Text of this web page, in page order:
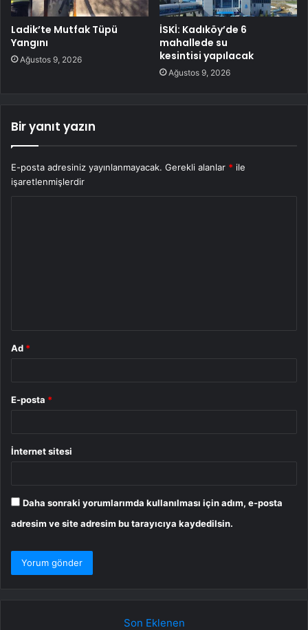
Ladik’te Mutfak Tüpü
Yangını
Ağustos 9, 2026
İSKİ: Kadıköy’de 6
mahallede su
kesintisi yapılacak
Ağustos 9, 2026
Bir yanıt yazın
E-posta adresiniz yayınlanmayacak. Gerekli alanlar * ile
işaretlenmişlerdir
Ad *
E-posta *
İnternet sitesi
Daha sonraki yorumlarımda kullanılması için adım, e-posta
adresim ve site adresim bu tarayıcıya kaydedilsin.
Son Eklenen